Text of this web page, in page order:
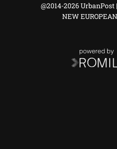
@2014-2026
NEW